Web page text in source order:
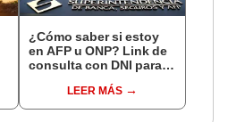
¿Cómo saber si estoy
en AFP u ONP? Link de
consulta con DNI para
pensiones estás
LEER MÁS